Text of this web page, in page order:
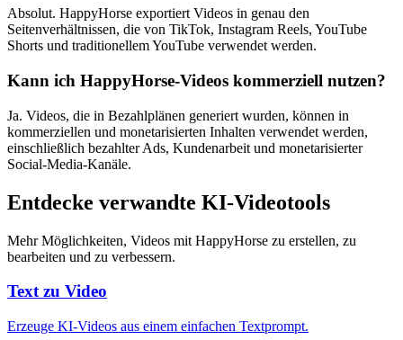
Absolut. HappyHorse exportiert Videos in genau den
Seitenverhältnissen, die von TikTok, Instagram Reels, YouTube
Shorts und traditionellem YouTube verwendet werden.
Kann ich HappyHorse-Videos kommerziell nutzen?
Ja. Videos, die in Bezahlplänen generiert wurden, können in
kommerziellen und monetarisierten Inhalten verwendet werden,
einschließlich bezahlter Ads, Kundenarbeit und monetarisierter
Social-Media-Kanäle.
Entdecke verwandte KI-Videotools
Mehr Möglichkeiten, Videos mit HappyHorse zu erstellen, zu
bearbeiten und zu verbessern.
Text zu Video
Erzeuge KI-Videos aus einem einfachen Textprompt.